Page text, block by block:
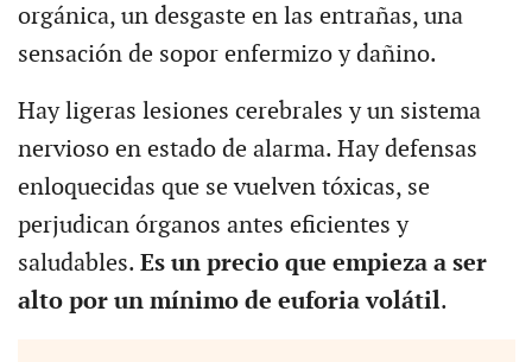
orgánica, un desgaste en las entrañas, una
sensación de sopor enfermizo y dañino.
Hay ligeras lesiones cerebrales y un sistema
nervioso en estado de alarma. Hay defensas
enloquecidas que se vuelven tóxicas, se
perjudican órganos antes eficientes y
saludables. Es un precio que empieza a ser
alto por un mínimo de euforia volátil.